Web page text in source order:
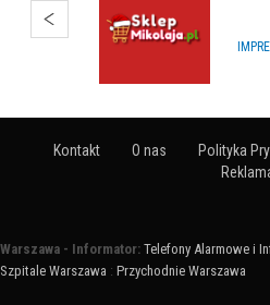
Kontakt O nas Polityka
Warszawa - Informator: Telefony Alarmowe i
Szpitale Warszawa : Przychodnie Warszawa